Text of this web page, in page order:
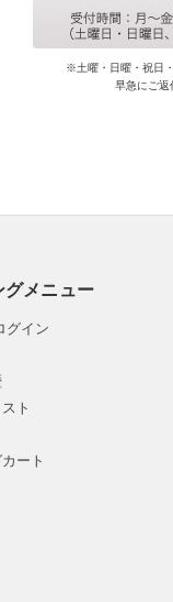
※土曜・日曜・祝日
早急にご返
グメニュー
グイン
ト
ート